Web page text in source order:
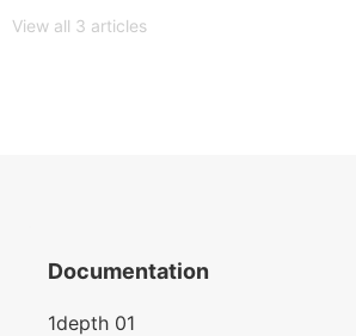
View all 3 articles
Documentation
1depth 01